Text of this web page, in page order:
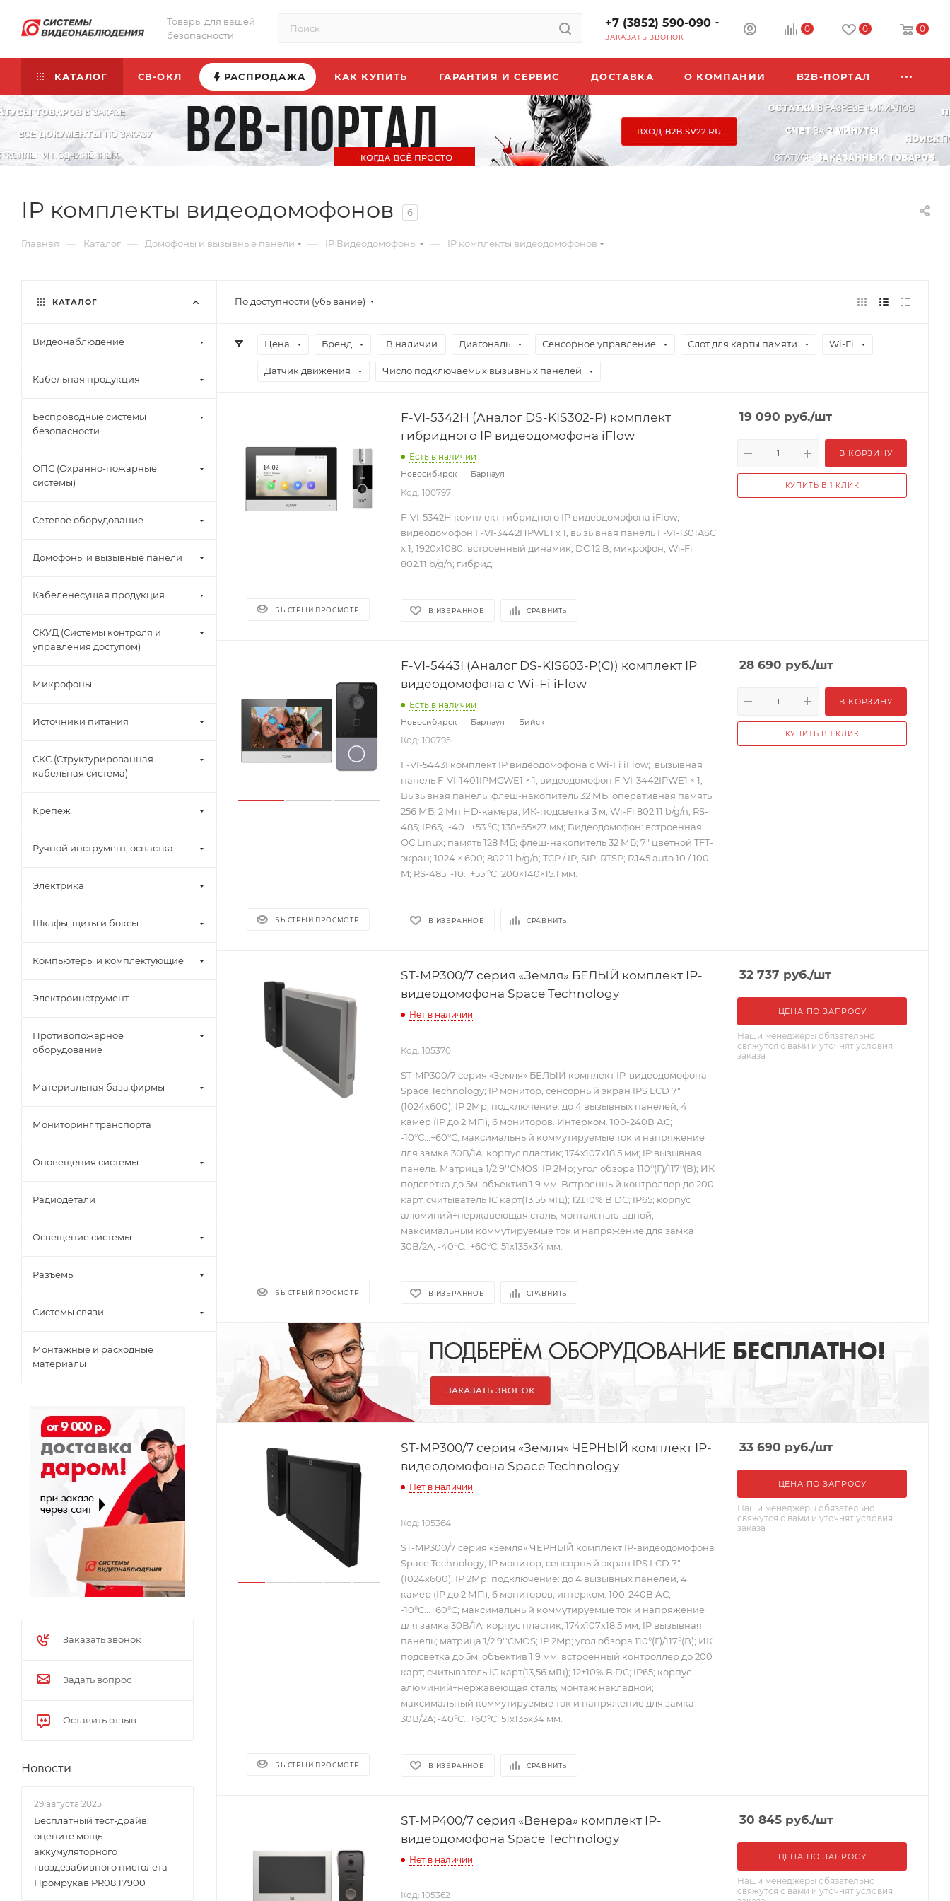
Товары для вашей
безопасности
+7 (3852) 590-090
ЗАКАЗАТЬ ЗВОНОК
0 0 0
КАТАЛОГ СВ-ОКЛ РАСПРОДАЖА КАК КУПИТЬ ГАРАНТИЯ И СЕРВИС ДОСТАВКА О КОМПАНИИ B2B-ПОРТАЛ
IP комплекты видеодомофонов 6
Главная — Каталог — Домофоны и вызывные панели — IP Видеодомофоны — IP комплекты видеодомофонов
По доступности (убывание)
Цена Бренд В наличии Диагональ Сенсорное управление Слот для карты памяти Wi-Fi
Датчик движения Число подключаемых вызывных панелей
БЫСТРЫЙ ПРОСМОТР
F-VI-5342H (Аналог DS-KIS302-P) комплект
гибридного IP видеодомофона iFlow
Есть в наличии
Новосибирск Барнаул
Код: 100797
F-VI-5342H комплект гибридного IP видеодомофона iFlow;
видеодомофон F-VI-3442HPWE1 x 1, вызывная панель F-VI-1301ASC
x 1; 1920х1080; встроенный динамик; DС 12 В; микрофон; Wi-Fi
802.11 b/g/n; гибрид.
В ИЗБРАННОЕ СРАВНИТЬ
19 090 руб./шт
В КОРЗИНУ
КУПИТЬ В 1 КЛИК
БЫСТРЫЙ ПРОСМОТР
F-VI-5443I (Аналог DS-KIS603-P(C)) комплект IP
видеодомофона с Wi-Fi iFlow
Есть в наличии
Новосибирск Барнаул Бийск
Код: 100795
F-VI-5443I комплект IP видеодомофона с Wi-Fi iFlow; вызывная
панель F-VI-1401IPMCWE1 × 1, видеодомофон F-VI-3442IPWE1 × 1;
Вызывная панель: флеш-накопитель 32 МБ; оперативная память
256 МБ; 2 Мп HD-камера; ИК-подсветка 3 м; Wi-Fi 802.11 b/g/n; RS-
485; IP65; -40...+53 °C; 138×65×27 мм; Видеодомофон: встроенная
ОС Linux; память 128 МБ; флеш-накопитель 32 МБ; 7″ цветной TFT-
экран; 1024 × 600; 802.11 b/g/n; TCP / IP, SIP, RTSP; RJ45 auto 10 / 100
M; RS-485; -10...+55 °C; 200×140×15.1 мм.
В ИЗБРАННОЕ СРАВНИТЬ
28 690 руб./шт
В КОРЗИНУ
КУПИТЬ В 1 КЛИК
БЫСТРЫЙ ПРОСМОТР
ST-MР300/7 серия «Земля» БЕЛЫЙ комплект IP-
видеодомофона Space Technology
Нет в наличии
Код: 105370
ST-MР300/7 серия «Земля» БЕЛЫЙ комплект IP-видеодомофона
Space Technology; IP монитор, сенсорный экран IPS LCD 7"
(1024х600); IP 2Мp, подключение: до 4 вызывных панелей, 4
камер (IP до 2 МП), 6 мониторов. Интерком. 100-240В АС;
-10°С...+60°С; максимальный коммутируемые ток и напряжение
для замка 30В/1A; корпус пластик; 174х107х18,5 мм; IP вызывная
панель. Матрица 1/2.9''CMOS; IP 2Mp; угол обзора 110°(Г)/117°(В); ИК
подсветка до 5м; объектив 1,9 мм. Встроенный контроллер до 200
карт, считыватель IC карт(13,56 мГц); 12±10% В DC; IP65; корпус
алюминий+нержавеющая сталь; монтаж накладной;
максимальный коммутируемые ток и напряжение для замка
30В/2A; -40°С...+60°С; 51х135х34 мм.
В ИЗБРАННОЕ СРАВНИТЬ
32 737 руб./шт
ЦЕНА ПО ЗАПРОСУ
Наши менеджеры обязательно
свяжутся с вами и уточнят условия
заказа
БЫСТРЫЙ ПРОСМОТР
ST-MР300/7 серия «Земля» ЧЕРНЫЙ комплект IP-
видеодомофона Space Technology
Нет в наличии
Код: 105364
ST-MР300/7 серия «Земля» ЧЕРНЫЙ комплект IP-видеодомофона
Space Technology; IP монитор, сенсорный экран IPS LCD 7"
(1024х600); IP 2Мp, подключение: до 4 вызывных панелей, 4
камер (IP до 2 МП), 6 мониторов; интерком. 100-240В АС;
-10°С...+60°С; максимальный коммутируемые ток и напряжение
для замка 30В/1A; корпус пластик; 174х107х18,5 мм; IP вызывная
панель; матрица 1/2.9''CMOS; IP 2Mp; угол обзора 110°(Г)/117°(В); ИК
подсветка до 5м; объектив 1,9 мм; встроенный контроллер до 200
карт; считыватель IC карт(13,56 мГц); 12±10% В DC; IP65; корпус
алюминий+нержавеющая сталь; монтаж накладной;
максимальный коммутируемые ток и напряжение для замка
30В/2A; -40°С...+60°С; 51х135х34 мм.
В ИЗБРАННОЕ СРАВНИТЬ
33 690 руб./шт
ЦЕНА ПО ЗАПРОСУ
Наши менеджеры обязательно
свяжутся с вами и уточнят условия
заказа
ST-MР400/7 серия «Венера» комплект IP-
видеодомофона Space Technology
Нет в наличии
Код: 105362
30 845 руб./шт
ЦЕНА ПО ЗАПРОСУ
Наши менеджеры обязательно
свяжутся с вами и уточнят условия
КАТАЛОГ
Видеонаблюдение
Кабельная продукция
Беспроводные системы
безопасности
ОПС (Охранно-пожарные
системы)
Сетевое оборудование
Домофоны и вызывные панели
Кабеленесущая продукция
СКУД (Системы контроля и
управления доступом)
Микрофоны
Источники питания
СКС (Структурированная
кабельная система)
Крепеж
Ручной инструмент, оснастка
Электрика
Шкафы, щиты и боксы
Компьютеры и комплектующие
Электроинструмент
Противопожарное
оборудование
Материальная база фирмы
Мониторинг транспорта
Оповещения системы
Радиодетали
Освещение системы
Разъемы
Системы связи
Монтажные и расходные
материалы
Заказать звонок
Задать вопрос
Оставить отзыв
Новости
29 августа 2025
Бесплатный тест-драйв:
оцените мощь
аккумуляторного
гвоздезабивного пистолета
Промрукав PR08.17900